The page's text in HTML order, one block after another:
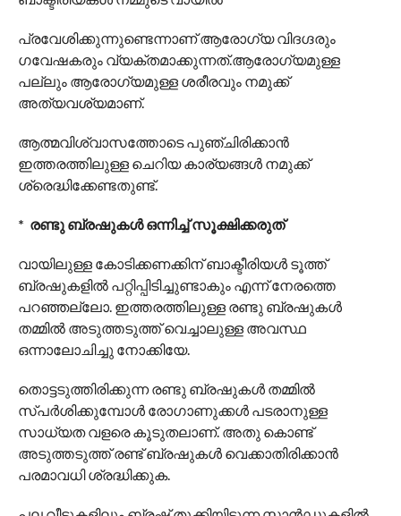
ഡയറിയ തുടങ്ങിയ രോഗങ്ങള്‍ ഉണ്ടാക്കുന്ന
ഓരോ പ്രാവശ്യവും നാം ബ്രഷ് ചെയ്യുമ്പോള്‍ ഈ
ബാക്ടീരിയകള്‍ നമ്മുടെ വായില്‍
പ്രവേശിക്കുന്നുണ്ടെന്നാണ് ആരോഗ്യ വിദഗ്ദരും
ഗവേഷകരും വ്യക്തമാക്കുന്നത്.ആരോഗ്യമുള്ള
അത്യവശ്യമാണ്.
ആത്മവിശ്വാസത്തോടെ പുഞ്ചിരിക്കാൻ
ഇത്തരത്തിലുള്ള ചെറിയ കാര്യങ്ങൾ നമുക്ക്
ശ്രെദ്ധിക്കേണ്ടതുണ്ട്.